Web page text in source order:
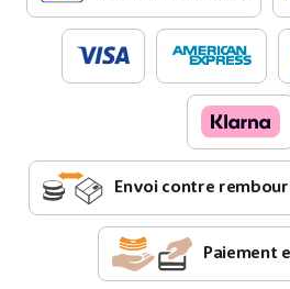
Envoi contre
Paiement